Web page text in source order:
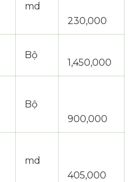
md
230,000
Bộ
1,450,000
Bộ
900,000
md
405,000